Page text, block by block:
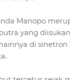
Manopo
yang
di sinetron